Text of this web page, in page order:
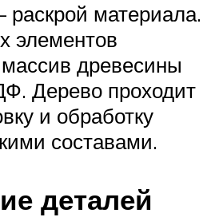
раскрой материала.
элементов
древесины
Дерево проходит
и обработку
составами.
деталей